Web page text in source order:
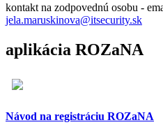
kontakt na zodpovednú osobu -
jela.maruskinova@itsecurity.sk
aplikácia ROZaNA
Návod na registráciu ROZaNA